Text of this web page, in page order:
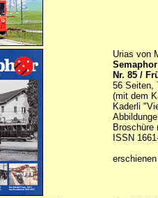
Urias von
Nr. 85 /
56 Seiten,
(mit dem
Kaderli
Broschüre
ISSN